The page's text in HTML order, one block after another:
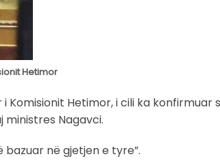
Hetimor
Hetimor, i cili ka konfirmuar
Nagavci.
në gjetjen e tyre”.